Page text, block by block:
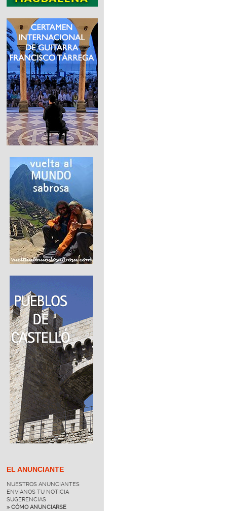
EL ANUNCIANTE
NUESTROS ANUNCIANTES
ENVÍANOS TU NOTICIA
SUGERENCIAS
» CÓMO ANUNCIARSE